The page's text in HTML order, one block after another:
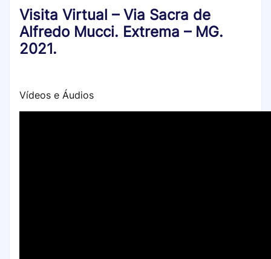
Visita Virtual – Via Sacra de
Alfredo Mucci. Extrema – MG.
2021.
Vídeos e Áudios